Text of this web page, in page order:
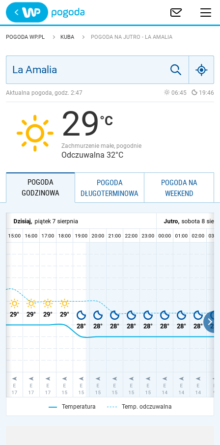
Trwa ładowanie
POLSKA
JAKOŚĆ POWIETRZA
POGODA WP.PL KUBA POGODA NA JUTRO - LA AMALIA
Aktualna pogoda, godz. 2:47 06:45 19:46
29
Zachmurzenie małe, pogodnie
Odczuwalna 32°C
POGODA
GODZINOWA
POGODA
DŁUGOTERMINOWA
POGODA NA
WEEKEND
Temperatura Temp. odczuwalna